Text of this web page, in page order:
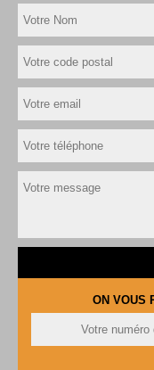
ON VOUS